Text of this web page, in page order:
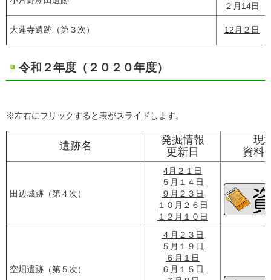
２月14日
大蓮寺遺跡（第３次） 12月２日
令和２年度（２０２０年度）
※左右にフリックすると表がスライドします。
遺跡名
発掘情報
更新日
現
資料
田辺城跡（第４次）
4月２１日
５月１４日
９月２３日
１０月２６日
１２月１０日
空畑遺跡（第５次）
４月２３日
５月１９日
６月１日
６月１５日